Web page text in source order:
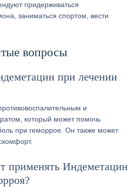
придерживаться
заниматься спортом, вести
вопросы
при лечении
и
который может помочь
при геморрое. Он также может
применять Индеметацин